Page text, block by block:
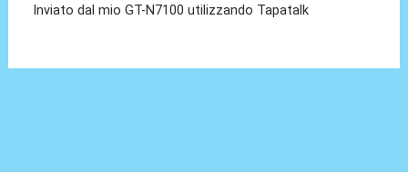
Inviato dal mio GT-N7100 utilizzando Tapatalk